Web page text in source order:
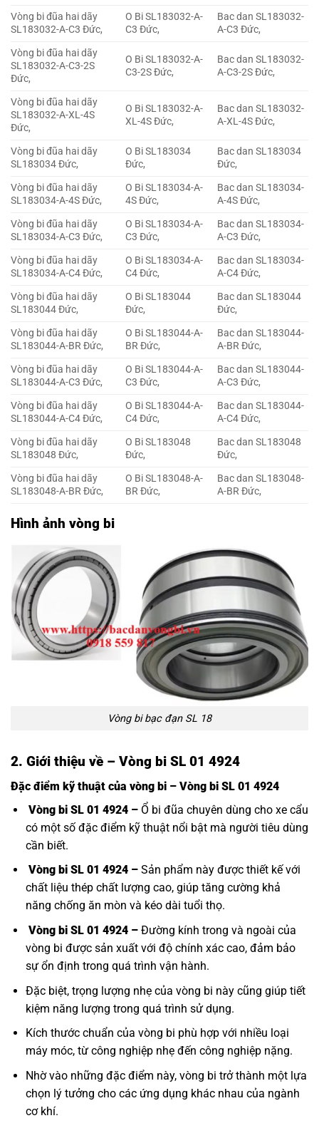
Vòng bi đũa hai dãy
SL183032-A-C3 Đức,
O Bi SL183032-A-
C3 Đức,
Bac dan SL183032-
A-C3 Đức,
Vòng bi đũa hai dãy
SL183032-A-C3-2S
Đức,
O Bi SL183032-A-
C3-2S Đức,
Bac dan SL183032-
A-C3-2S Đức,
Vòng bi đũa hai dãy
SL183032-A-XL-4S
Đức,
O Bi SL183032-A-
XL-4S Đức,
Bac dan SL183032-
A-XL-4S Đức,
Vòng bi đũa hai dãy
SL183034 Đức,
O Bi SL183034
Đức,
Bac dan SL183034
Đức,
Vòng bi đũa hai dãy
SL183034-A-4S Đức,
O Bi SL183034-A-
4S Đức,
Bac dan SL183034-
A-4S Đức,
Vòng bi đũa hai dãy
SL183034-A-C3 Đức,
O Bi SL183034-A-
C3 Đức,
Bac dan SL183034-
A-C3 Đức,
Vòng bi đũa hai dãy
SL183034-A-C4 Đức,
O Bi SL183034-A-
C4 Đức,
Bac dan SL183034-
A-C4 Đức,
Vòng bi đũa hai dãy
SL183044 Đức,
O Bi SL183044
Đức,
Bac dan SL183044
Đức,
Vòng bi đũa hai dãy
SL183044-A-BR Đức,
O Bi SL183044-A-
BR Đức,
Bac dan SL183044-
A-BR Đức,
Vòng bi đũa hai dãy
SL183044-A-C3 Đức,
O Bi SL183044-A-
C3 Đức,
Bac dan SL183044-
A-C3 Đức,
Vòng bi đũa hai dãy
SL183044-A-C4 Đức,
O Bi SL183044-A-
C4 Đức,
Bac dan SL183044-
A-C4 Đức,
Vòng bi đũa hai dãy
SL183048 Đức,
O Bi SL183048
Đức,
Bac dan SL183048
Đức,
Vòng bi đũa hai dãy
SL183048-A-BR Đức,
O Bi SL183048-A-
BR Đức,
Bac dan SL183048-
A-BR Đức,
Hình ảnh vòng bi
Vòng bi bạc đạn SL 18
2. Giới thiệu về – Vòng bi SL 01 4924
Đặc điểm kỹ thuật của vòng bi – Vòng bi SL 01 4924
Vòng bi SL 01 4924 –Ổ bi đũa chuyên dùng cho xe cẩu
có một số đặc điểm kỹ thuật nổi bật mà người tiêu dùng
cần biết.
Vòng bi SL 01 4924 –Sản phẩm này được thiết kế với
chất liệu thép chất lượng cao, giúp tăng cường khả
năng chống ăn mòn và kéo dài tuổi thọ.
Vòng bi SL 01 4924 –Đường kính trong và ngoài của
vòng bi được sản xuất với độ chính xác cao, đảm bảo
sự ổn định trong quá trình vận hành.
Đặc biệt, trọng lượng nhẹ của vòng bi này cũng giúp tiết
kiệm năng lượng trong quá trình sử dụng.
Kích thước chuẩn của vòng bi phù hợp với nhiều loại
máy móc, từ công nghiệp nhẹ đến công nghiệp nặng.
Nhờ vào những đặc điểm này, vòng bi trở thành một lựa
chọn lý tưởng cho các ứng dụng khác nhau của ngành
cơ khí.